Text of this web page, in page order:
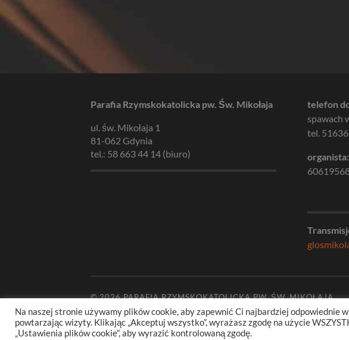
Parafia Rzymskokatolicka pw. Św. Mikołaja
ul. św. Mikołaja 1
81-062 Gdynia
tel.: 58 663 44 14 (biuro)
telefon
spawach
tel.
organista:
© 2026PARAFIA RZYMSKOKATOLICKA PW. ŚW. MIKOŁAJA
Na naszej stronie używamy plików cookie, aby zapewnić Ci najbardziej odpowiednie
powtarzając wizyty. Klikając „Akceptuj wszystko”, wyrażasz zgodę na użycie
„Ustawienia plików cookie”, aby wyrazić kontrolowaną zgodę.